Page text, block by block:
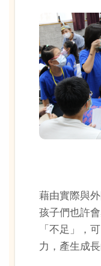
藉由實際與
孩子們也許
「不足」，
力，產生成長